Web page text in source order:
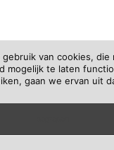
gebruik van cookies, die
mogelijk te laten
gaan we ervan uit